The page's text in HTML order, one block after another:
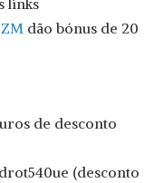
links
dão bónus de 20
de desconto
(desconto